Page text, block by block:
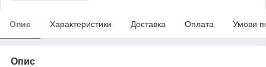
Опис Характеристики Доставка Оплата Умови
Опис